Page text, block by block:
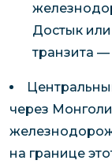
Достык
транзита —
через
на границе